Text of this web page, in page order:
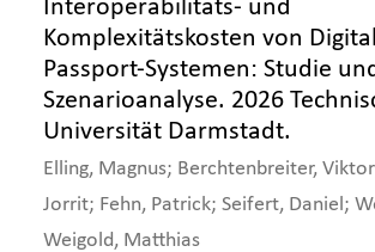
Komplexitätskosten von
Passport-Systemen: Studie
Szenarioanalyse. 2026
Universität Darmstadt.
Elling, Magnus; Berchtenbreiter,
Jorrit; Fehn, Patrick; Seifert, Daniel;
Weigold, Matthias